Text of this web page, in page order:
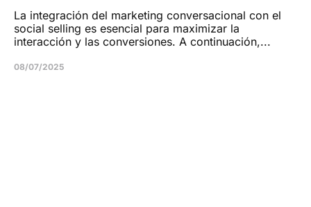
La integración del marketing conversacional con el
social selling es esencial para maximizar la
interacción y las conversiones. A continuación,...
08/07/2025